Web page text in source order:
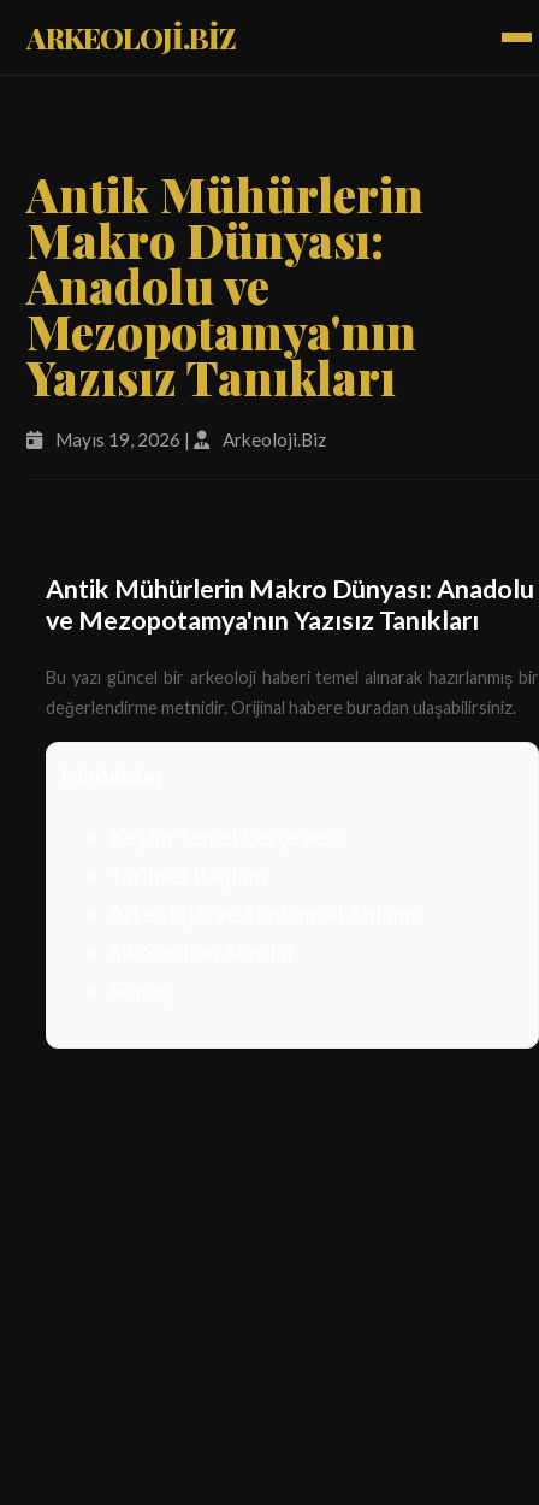
ARKEOLOJİ.BİZ
Antik Mühürlerin
Makro Dünyası:
Anadolu ve
Mezopotamya'nın
Yazısız Tanıkları
Mayıs 19, 2026 | Arkeoloji.Biz
Antik Mühürlerin Makro Dünyası: Anadolu
ve Mezopotamya'nın Yazısız Tanıkları
Bu yazı güncel bir arkeoloji haberi temel alınarak hazırlanmış bir
değerlendirme metnidir. Orijinal habere buradan ulaşabilirsiniz.